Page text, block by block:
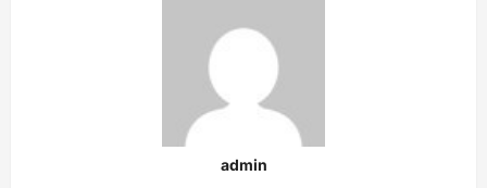
admin